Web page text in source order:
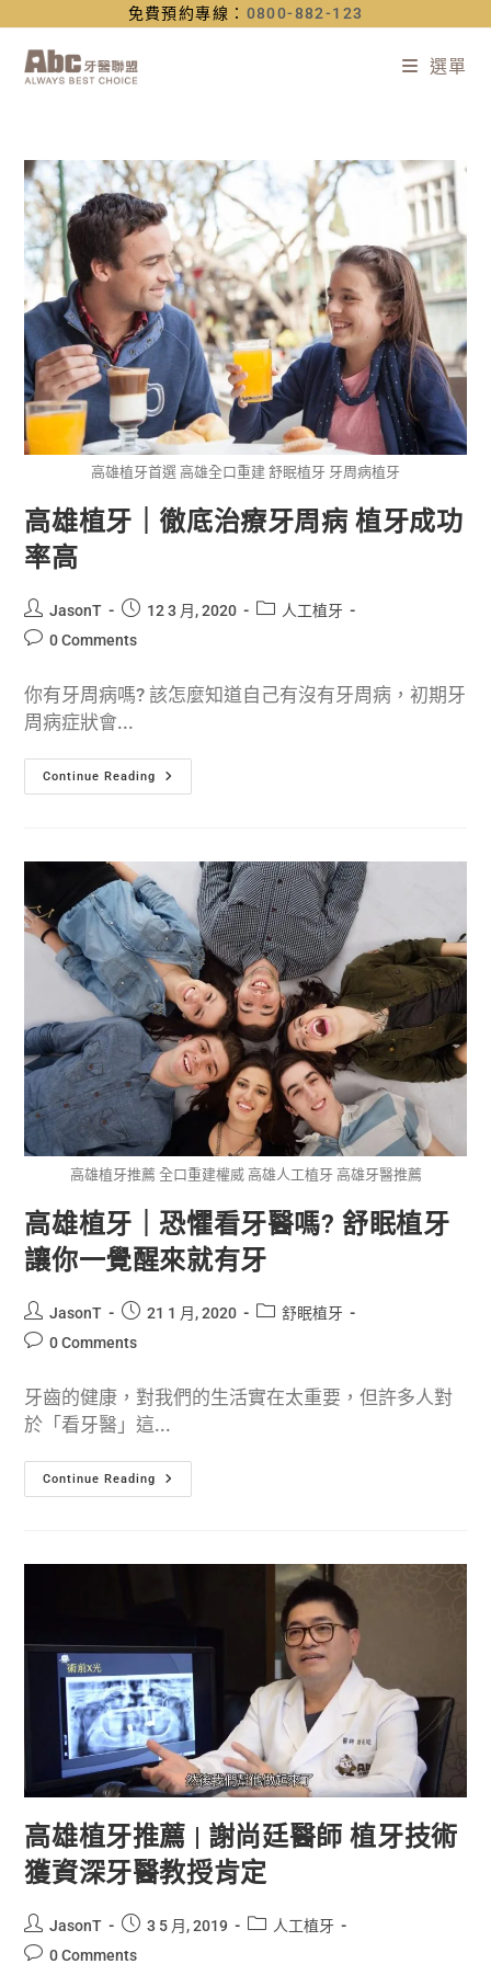
免費預約專線： 0800-882-123
選單
高雄植牙首選 高雄全口重建 舒眠植牙 牙周病植牙
高雄植牙｜徹底治療牙周病 植牙成功
率高
JasonT 12 3 月, 2020
人工植牙
0 Comments
你有牙周病嗎? 該怎麼知道自己有沒有牙周病，初期牙
周病症狀會...
Continue Reading
高雄植牙推薦 全口重建權威 高雄人工植牙 高雄牙醫推薦
高雄植牙｜恐懼看牙醫嗎? 舒眠植牙
讓你一覺醒來就有牙
JasonT 21 1 月, 2020
舒眠植牙
0 Comments
牙齒的健康，對我們的生活實在太重要，但許多人對
於「看牙醫」這...
Continue Reading
高雄植牙推薦 | 謝尚廷醫師 植牙技術
獲資深牙醫教授肯定
JasonT 3 5 月, 2019
人工植牙
0 Comments